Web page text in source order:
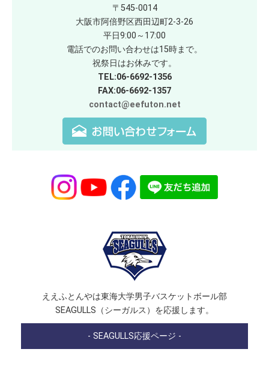
〒545-0014
大阪市阿倍野区西田辺町2-3-26
平日9:00～17:00
電話でのお問い合わせは15時まで。
祝祭日はお休みです。
TEL:06-6692-1356
FAX:06-6692-1357
contact@eefuton.net
ええふとんやは東海大学男子バスケットボール部
SEAGULLS（シーガルス）を応援します。
- SEAGULLS応援ページ -